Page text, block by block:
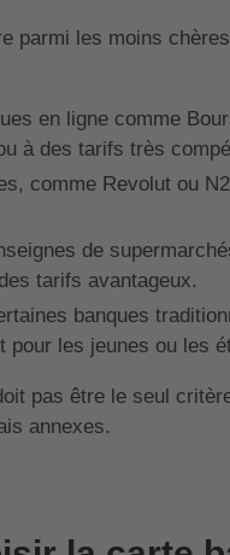
parmi les moins
en ligne comme
à des tarifs très
comme Revolut ou
de
tarifs avantageux.
banques
les jeunes ou les
pas être le seul
annexes.